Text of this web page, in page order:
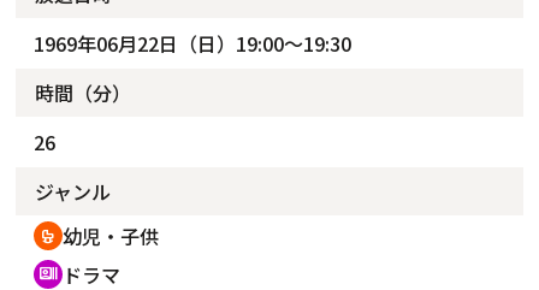
1969年06月22日（日）19:00～19:30
時間（分）
26
ジャンル
crib 幼児・子供
recent_actors ドラマ